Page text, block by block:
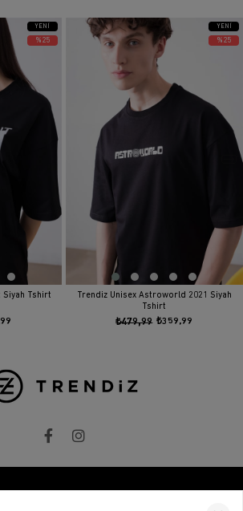
Siyah Tshirt
YENI
ÜRÜN
%25
Trendiz Unisex Astroworld 2021 Siyah
Tshirt
₺359,99
₺479,99
YENI
ÜRÜN
%25